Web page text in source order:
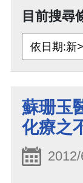
目前搜尋
蘇珊玉
化療之